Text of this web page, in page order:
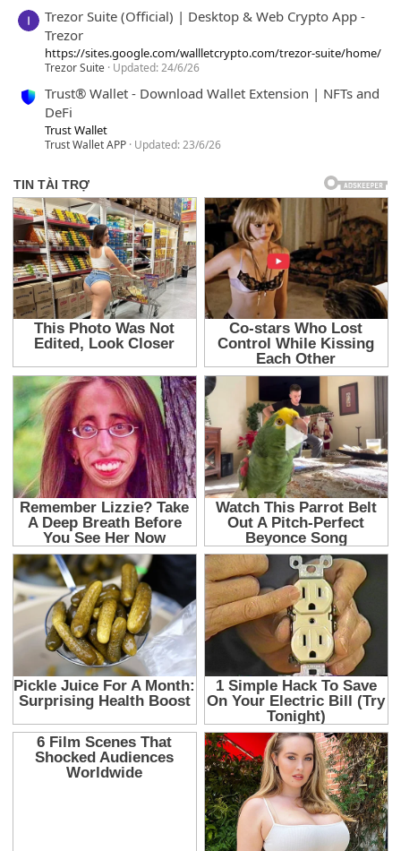
Trezor Suite (Official) | Desktop & Web Crypto App -
Trezor
https://sites.google.com/wallletcrypto.com/trezor-suite/home/
Trezor Suite Updated:24/6/26
Trust® Wallet - Download Wallet Extension | NFTs and
DeFi
Trust Wallet
Trust Wallet APP Updated:23/6/26